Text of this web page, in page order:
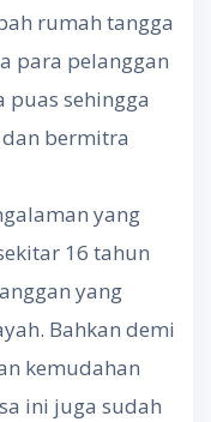
rumah tangga
para pelanggan
puas sehingga
bermitra
yang
16 tahun
yang
Bahkan demi
kemudahan
ini juga sudah